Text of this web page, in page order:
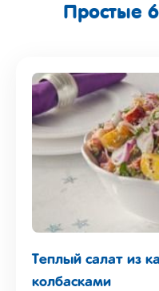
Простые
Теплый салат из
колбасками